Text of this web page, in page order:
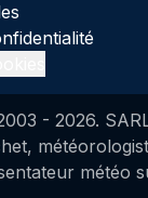
- 2026.
météo